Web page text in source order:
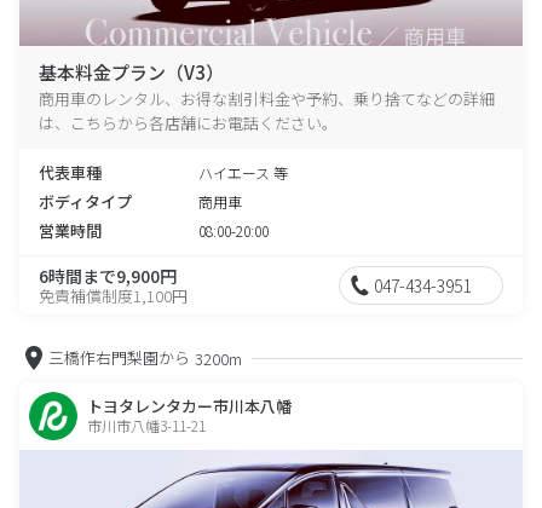
基本料金プラン（V3）
商用車のレンタル、お得な割引料金や予約、乗り捨てなどの詳細
は、こちらから各店舗にお電話ください。
代表車種 ハイエース 等
ボディタイプ 商用車
営業時間 08:00-20:00
6時間まで9,900円
免責補償制度1,100円 047-434-3951
三橋作右門梨園から 3200m
トヨタレンタカー市川本八幡
市川市八幡3-11-21